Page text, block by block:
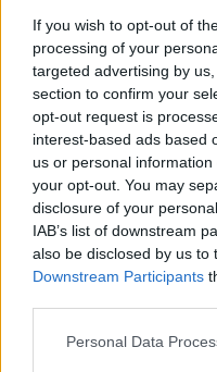
If you wish to opt-out of
processing of your
targeted advertising by
section to confirm your
opt-out request is
interest-based ads based
us or personal
your opt-out. You may
disclosure of your
IAB’s list of downstream
also be disclosed by us to
Downstream Participants
Please note that this
Personal Data